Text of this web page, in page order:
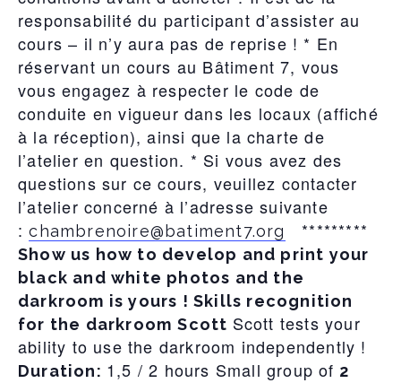
responsabilité du participant d’assister au
cours – il n’y aura pas de reprise ! * En
réservant un cours au Bâtiment 7, vous
vous engagez à respecter le code de
conduite en vigueur dans les locaux (affiché
à la réception), ainsi que la charte de
l’atelier en question. * Si vous avez des
questions sur ce cours, veuillez contacter
l’atelier concerné à l’adresse suivante
:chambrenoire@batiment7.org *********
Show us how to develop and print your
black and white photos and the
darkroom is yours ! Skills recognition
for the darkroom Scott Scott tests your
ability to use the darkroom independently !
Duration: 1,5 / 2 hours Small group of 2